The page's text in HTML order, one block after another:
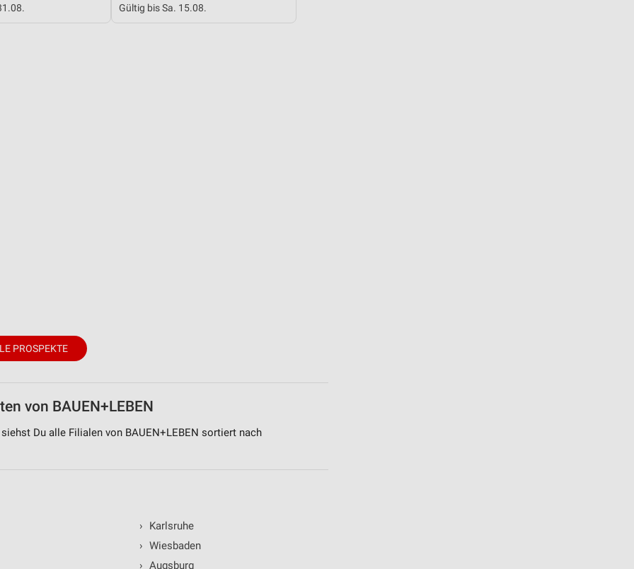
Gültig bis Sa. 15.08.
PROSPEKTE
von BAUEN+LEBEN
Du alle Filialen von BAUEN+LEBEN sortiert nach
›
Karlsruhe
› Wiesbaden
› Augsburg